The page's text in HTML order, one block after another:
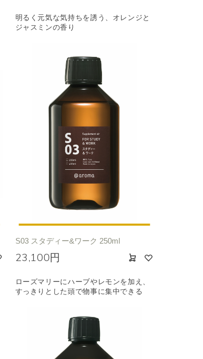
明るく元気な気持ちを誘う、オレンジと
ジャスミンの香り
S03 スタディー&ワーク 250ml
23,100円
ローズマリーにハーブやレモンを加え、
すっきりとした頭で物事に集中できる